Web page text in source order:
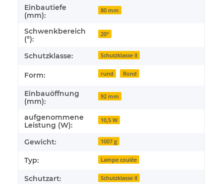
Einbautiefe
(mm):
80 mm
Schwenkbereich
(°):
20°
Schutzklasse: Schutzklasse II
Form: rund Rond
Einbauöffnung
(mm):
92 mm
aufgenommene
Leistung (W):
10,5 W
Gewicht: 1007 g
Typ: Lampe coulée
Schutzart: Schutzklasse II